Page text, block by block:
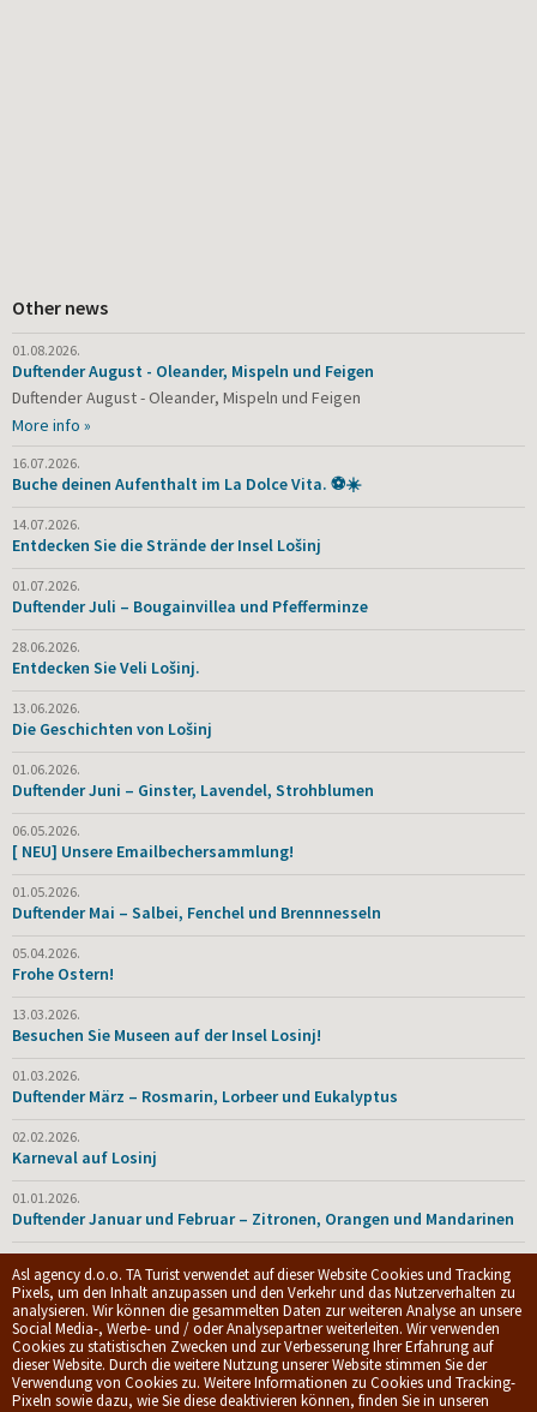
Asl agency d.o.o. TA Turist verwendet auf dieser Website Cookies und Tracking
Pixels, um den Inhalt anzupassen und den Verkehr und das Nutzerverhalten zu
analysieren. Wir können die gesammelten Daten zur weiteren Analyse an unsere
Social Media-, Werbe- und / oder Analysepartner weiterleiten. Wir verwenden
Cookies zu statistischen Zwecken und zur Verbesserung Ihrer Erfahrung auf
dieser Website. Durch die weitere Nutzung unserer Website stimmen Sie der
Verwendung von Cookies zu. Weitere Informationen zu Cookies und Tracking-
Pixeln sowie dazu, wie Sie diese deaktivieren können, finden Sie in unseren
Other news
01.08.2026.
Duftender August - Oleander, Mispeln und Feigen
Duftender August - Oleander, Mispeln und Feigen
More info »
16.07.2026.
Buche deinen Aufenthalt im La Dolce Vita. ⚽☀️
14.07.2026.
Entdecken Sie die Strände der Insel Lošinj
01.07.2026.
Duftender Juli – Bougainvillea und Pfefferminze
28.06.2026.
Entdecken Sie Veli Lošinj.
13.06.2026.
Die Geschichten von Lošinj
01.06.2026.
Duftender Juni – Ginster, Lavendel, Strohblumen
06.05.2026.
[ NEU] Unsere Emailbechersammlung!
01.05.2026.
Duftender Mai – Salbei, Fenchel und Brennnesseln
05.04.2026.
Frohe Ostern!
13.03.2026.
Besuchen Sie Museen auf der Insel Losinj!
01.03.2026.
Duftender März – Rosmarin, Lorbeer und Eukalyptus
02.02.2026.
Karneval auf Losinj
01.01.2026.
Duftender Januar und Februar – Zitronen, Orangen und Mandarinen
23.12.2025.
Frohe Weihnachten und Neujahr!
© 2009-2026.ASL Agency d.o.o.|Privacy policy|Allgemeine
Geschäftsbedingungen
Web development bydizzy.hr
Spitze